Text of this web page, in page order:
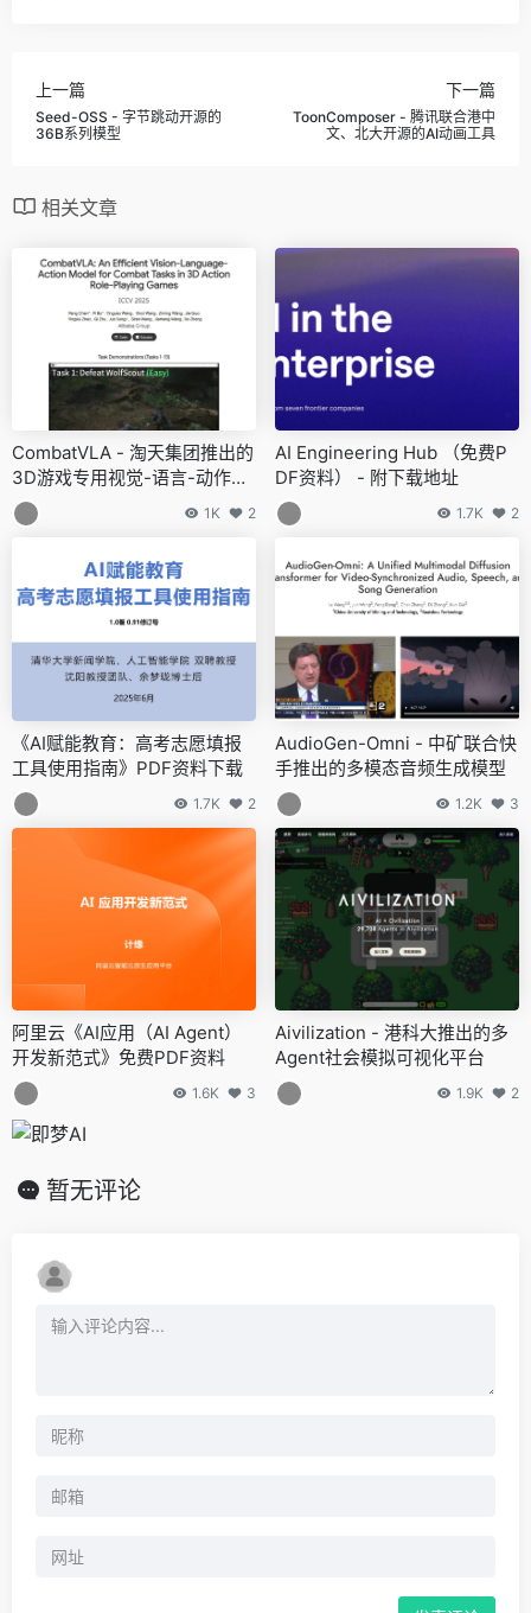
上一篇
Seed-OSS - 字节跳动开源的
36B系列模型
下一篇
ToonComposer - 腾讯联合港中
文、北大开源的AI动画工具
相关文章
CombatVLA - 淘天集团推出的
3D游戏专用视觉-语言-动作模
型
1K 2
AI Engineering Hub （免费P
DF资料） - 附下载地址
1.7K 2
《AI赋能教育：高考志愿填报
工具使用指南》PDF资料下载
1.7K 2
AudioGen-Omni - 中矿联合快
手推出的多模态音频生成模型
1.2K 3
阿里云《AI应用（AI Agent）
开发新范式》免费PDF资料
1.6K 3
Aivilization - 港科大推出的多
Agent社会模拟可视化平台
1.9K 2
暂无评论